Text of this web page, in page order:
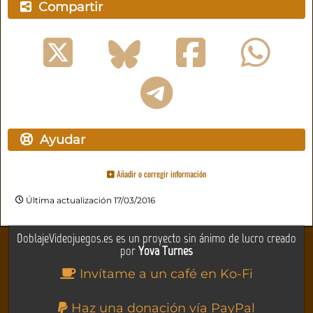
Compartir
Ayudar
Añadir o corregir información
Última actualización 17/03/2016
DoblajeVideojuegos.es es un proyecto sin ánimo de lucro creado
porYova Turnes
Invítame a un café en Ko-Fi
Haz una donación vía PayPal